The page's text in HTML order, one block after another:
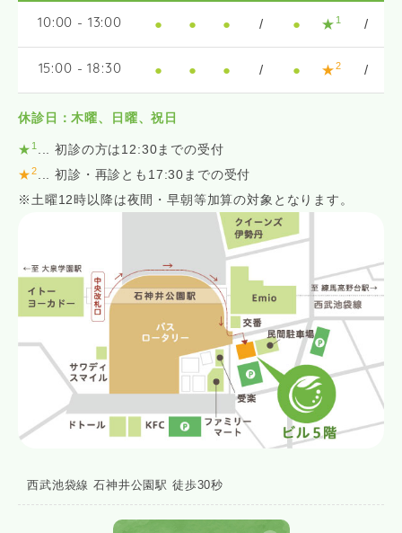
10:00 - 13:00 ● ● ● / ● ★ 1 /
15:00 - 18:30 ● ● ● / ● ★2 /
休診日：木曜、日曜、祝日
★ 1
... 初診の方は12:30までの受付
★2
... 初診・再診とも17:30までの受付
※土曜12時以降は夜間・早朝等加算の対象となります。
西武池袋線 石神井公園駅 徒歩30秒